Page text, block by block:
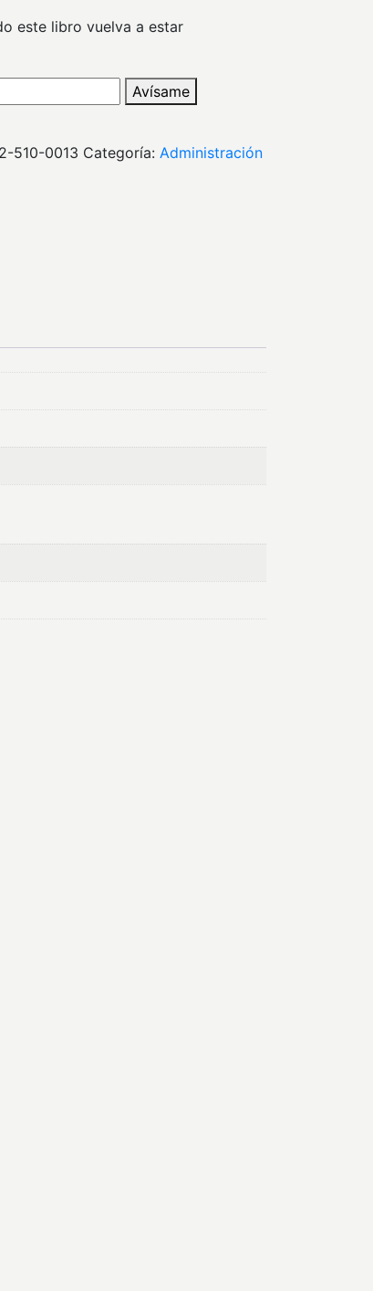
este libro vuelva a estar
Avísame
510-0013 Categoría:
administración